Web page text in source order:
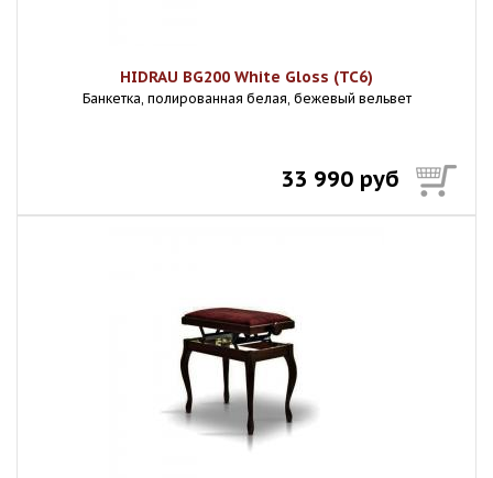
HIDRAU BG200 White Gloss (TC6)
Банкетка, полированная белая, бежевый вельвет
33 990 руб